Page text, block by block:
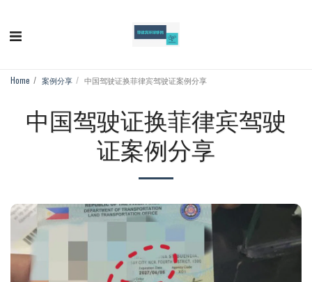
Home 案例分享 中国驾驶证换菲律宾驾驶证案例分享
中国驾驶证换菲律宾驾驶
证案例分享